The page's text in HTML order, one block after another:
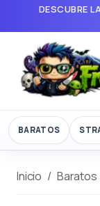
DESCUBRE
BARATOS
Inicio Baratos